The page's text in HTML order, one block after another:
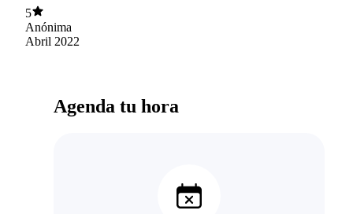
5
Anónima
Abril 2022
Agenda tu hora